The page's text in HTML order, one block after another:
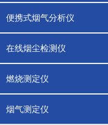
便携式烟气分析仪
在线烟尘检测仪
燃烧测定仪
烟气测定仪